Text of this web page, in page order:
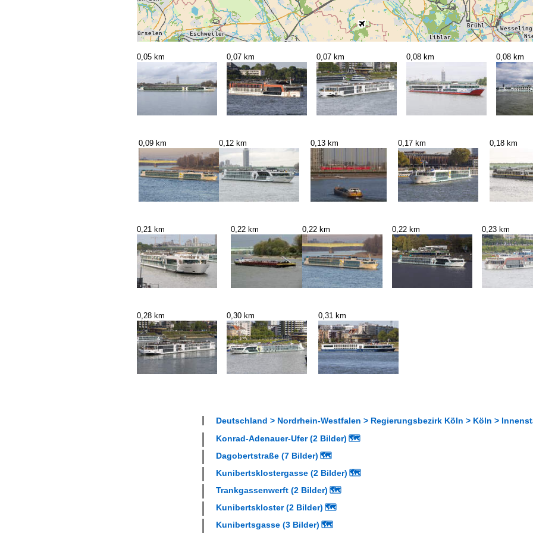
0,05 km 0,07 km 0,07 km 0,08 km 0,08 km
0,09 km 0,12 km 0,13 km 0,17 km 0,18 km
0,21 km 0,22 km 0,22 km 0,22 km 0,23 km
0,28 km 0,30 km 0,31 km
Deutschland > Nordrhein-Westfalen > Regierungsbezirk Köln > Köln >
Konrad-Adenauer-Ufer (2 Bilder) 🗺
Dagobertstraße (7 Bilder) 🗺
Kunibertsklostergasse (2 Bilder) 🗺
Trankgassenwerft (2 Bilder) 🗺
Kunibertskloster (2 Bilder) 🗺
Kunibertsgasse (3 Bilder) 🗺